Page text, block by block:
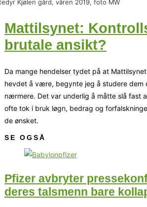
Kjølen gård, våren 2019, foto MW
Mattilsynet:
brutale ansikt?
Da mange hendelser tydet på at
hevdet å være, begynte jeg å studere dem
nærmere. Det var underlig å måtte slå fast
ofte tok i bruk løgn, bedrag og
de ønsket.
SE OGSÅ
Pfizer avbryter
deres talsmenn bare